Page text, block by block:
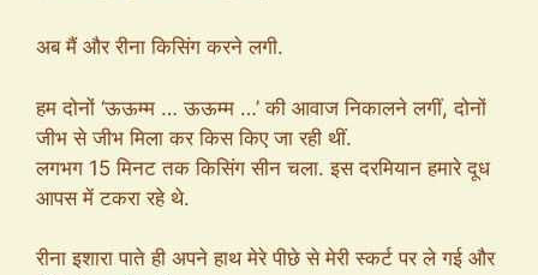
अब मैं और रीना किसिंग करने लगी.
हम दोनों ‘ऊऊम्म … ऊऊम्म …’ की आवाज निकालने लगीं, दोनों
जीभ से जीभ मिला कर किस किए जा रही थीं.
लगभग 15 मिनट तक किसिंग सीन चला. इस दरमियान हमारे दूध
आपस में टकरा रहे थे.
रीना इशारा पाते ही अपने हाथ मेरे पीछे से मेरी स्कर्ट पर ले गई और